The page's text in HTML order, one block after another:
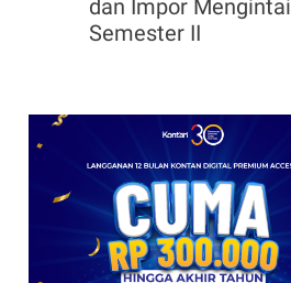
dan Impor Mengintai
Semester II